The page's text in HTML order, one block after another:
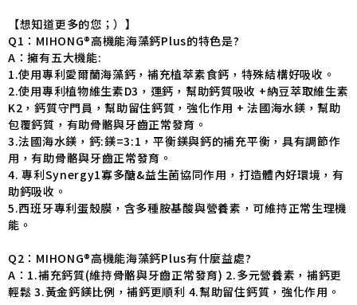
【想知道更多的您；）】
Q1：MIHONG®高機能海藻鈣Plus的特色是?
A：擁有五大機能:
1.使用專利愛爾蘭海藻鈣，補充植萃素食鈣，特殊結構好吸收。
2.使用專利植物維生素D3，運鈣，幫助鈣質吸收 +納豆萃取維生素
K2，鈣質守門員，幫助留住鈣質，強化作用 + 法國海水鎂，幫助
包覆鈣質，有助骨骼與牙齒正常發育。
3.法國海水鎂，鈣:鎂=3:1，平衡鎂與鈣的補充平衡，具有調節作
用，有助骨骼與牙齒正常發育。
4. 專利Synergy1寡多醣&益生菌協同作用，打造體內好環境，有
助鈣吸收。
5.西班牙專利蛋殼膜，含多種胺基酸與營養素，可維持正常生理機
能。
Q2：MIHONG®高機能海藻鈣Plus有什麼益處?
A：1.補充鈣質(維持骨骼與牙齒正常發育) 2.多元營養素，補鈣更
輕鬆 3.黃金鈣鎂比例，補鈣更順利 4.幫助留住鈣質，強化作用。